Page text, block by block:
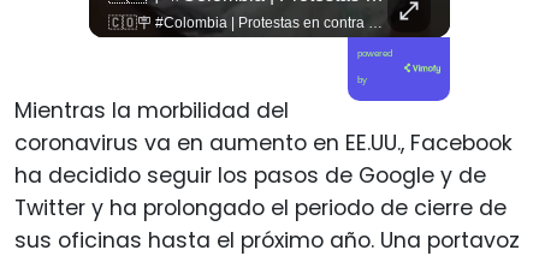
🇨🇴🪧 #Colombia | Protestas en contra de la toma de posesión de Abelardo son lideradas por Iván Cepeda
powered
by
Mientras la morbilidad del
coronavirus va en aumento en EE.UU., Facebook
ha decidido seguir los pasos de Google y de
Twitter y ha prolongado el periodo de cierre de
sus oficinas hasta el próximo año. Una portavoz